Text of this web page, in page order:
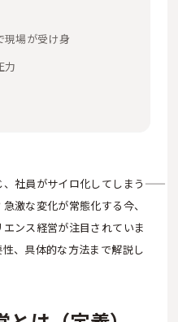
現場が受け身
力
社員がサイロ化してしまう――
激な変化が常態化する今、
ンス経営が注目されていま
、具体的な方法まで解説し